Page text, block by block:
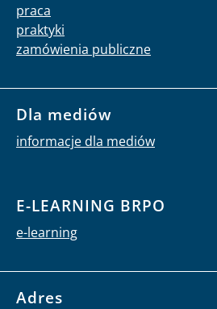
praca
praktyki
zamówienia publiczne
Dla mediów
informacje dla mediów
E-LEARNING BRPO
e-learning
Adres